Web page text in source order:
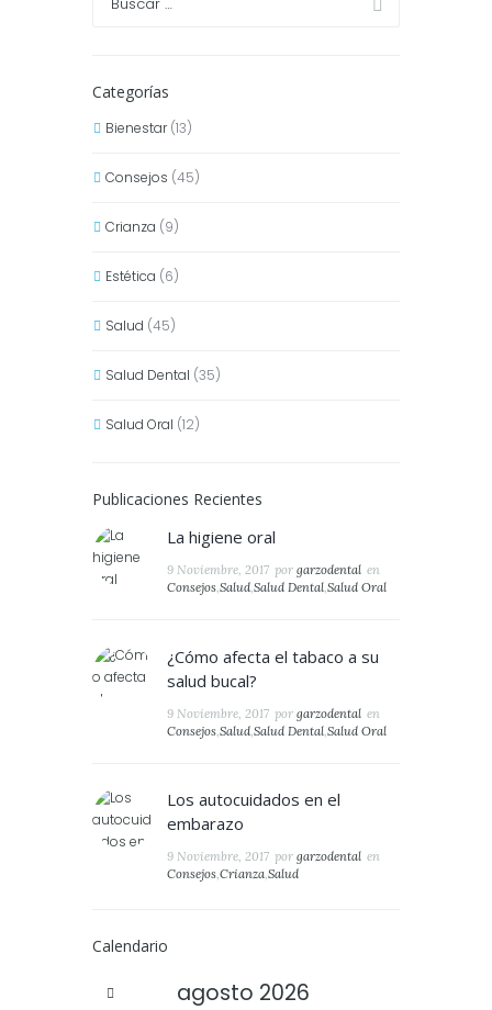
Categorías
Bienestar(13)
Consejos (45)
Crianza (9)
Estética (6)
Salud (45)
Salud Dental (35)
Salud Oral (12)
Publicaciones Recientes
La higiene oral
9 Noviembre, 2017 por garzodental en
Consejos, Salud, Salud Dental, Salud Oral
¿Cómo afecta el tabaco a su
salud bucal?
9 Noviembre, 2017 por garzodental en
Consejos, Salud, Salud Dental, Salud Oral
Los autocuidados en el
embarazo
9 Noviembre, 2017 por garzodental en
Consejos,Crianza,Salud
Calendario
agosto 2026